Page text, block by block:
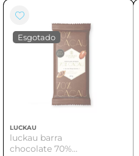
LUCKAU
luckau barra
chocolate 70%